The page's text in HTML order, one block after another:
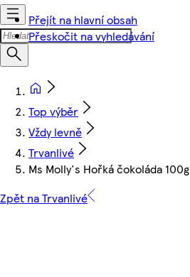
Přejít na hlavní obsah
Přeskočit na vyhledávání
Top výběr
Vždy levně
Trvanlivé
Ms Molly's Hořká čokoláda 100g
Zpět na Trvanlivé